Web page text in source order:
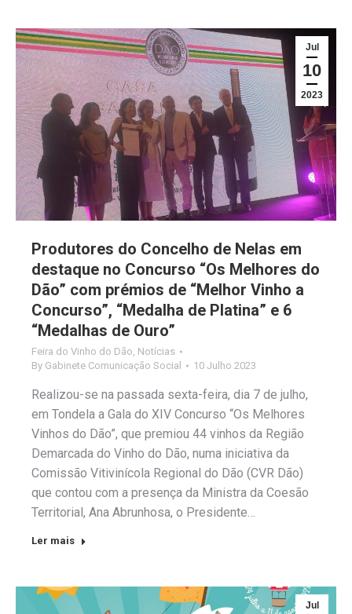
Jul
10
2023
Produtores do Concelho de Nelas em
destaque no Concurso “Os Melhores do
Dão” com prémios de “Melhor Vinho a
Concurso”, “Medalha de Platina” e 6
“Medalhas de Ouro”
Feira do Vinho do Dão Notícias
By Gabinete Comunicação Social 10 Julho 2023
Realizou-se na passada sexta-feira, dia 7 de julho,
em Tondela a Gala do XIV Concurso “Os Melhores
Vinhos do Dão”, que premiou 44 vinhos da Região
Demarcada do Vinho do Dão, numa iniciativa da
Comissão Vitivinícola Regional do Dão (CVR Dão)
que contou com a presença da Ministra da Coesão
Territorial, Ana Abrunhosa, o Presidente…
Ler mais
Jul